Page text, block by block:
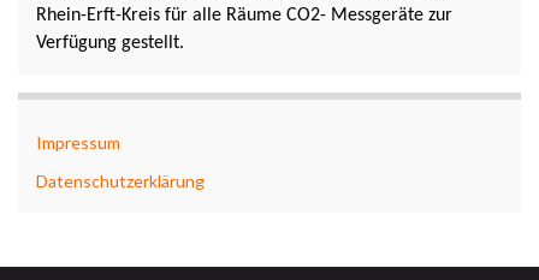
Rhein-Erft-Kreis für alle Räume CO2- Messgeräte zur
Verfügung gestellt.
Impressum
Datenschutzerklärung